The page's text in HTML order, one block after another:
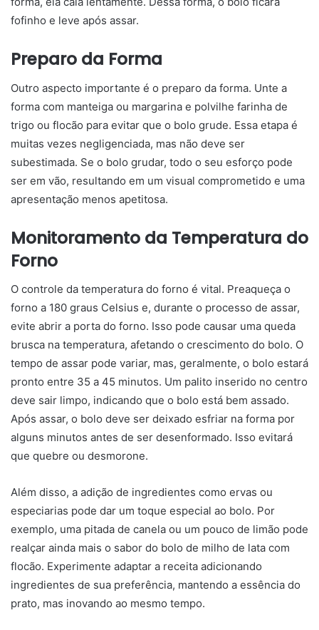
fofinho e leve após assar.
Preparo da Forma
Outro aspecto importante é o preparo da forma. Unte a
forma com manteiga ou margarina e polvilhe farinha de
trigo ou flocão para evitar que o bolo grude. Essa etapa é
muitas vezes negligenciada, mas não deve ser
subestimada. Se o bolo grudar, todo o seu esforço pode
ser em vão, resultando em um visual comprometido e uma
apresentação menos apetitosa.
Monitoramento da Temperatura do
Forno
O controle da temperatura do forno é vital. Preaqueça o
forno a 180 graus Celsius e, durante o processo de assar,
evite abrir a porta do forno. Isso pode causar uma queda
brusca na temperatura, afetando o crescimento do bolo. O
tempo de assar pode variar, mas, geralmente, o bolo estará
pronto entre 35 a 45 minutos. Um palito inserido no centro
deve sair limpo, indicando que o bolo está bem assado.
Após assar, o bolo deve ser deixado esfriar na forma por
alguns minutos antes de ser desenformado. Isso evitará
que quebre ou desmorone.
Além disso, a adição de ingredientes como ervas ou
especiarias pode dar um toque especial ao bolo. Por
exemplo, uma pitada de canela ou um pouco de limão pode
realçar ainda mais o sabor do bolo de milho de lata com
flocão. Experimente adaptar a receita adicionando
ingredientes de sua preferência, mantendo a essência do
prato, mas inovando ao mesmo tempo.